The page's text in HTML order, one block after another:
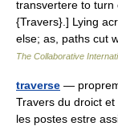
transvertere to turn
{Travers}.] Lying
else; as, paths cut
The Collaborative
traverse —
Travers du droict et
les postes estre